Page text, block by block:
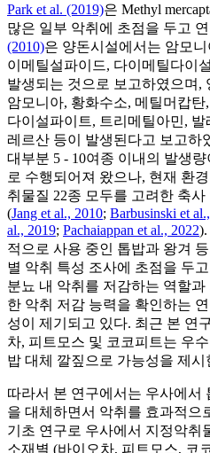
Park et al. (2019)은 Methyl
많은 일부 악취에 초점을 두고
(2010)은 양돈시설에서는 암모
이메틸설파이드, 다이메틸다이
발생되는 것으로 보고하였으며,
암모니아, 황화수소, 메틸머캅
다이설파이트, 트리메틸아민,
레르산 등이 발생된다고 보고하
대부분 5 - 10여종 이내의 발생
로 수행되어져 왔으나, 현재 환
취물질 22종 모두를 고려한 축
(Jang et al., 2010; Barbusinski et
al., 2019; Pachaiappan et al., 2022
적으로 사용 중인 톱밥과 왕겨
별 악취 특성 조사에 초점을 두
분뇨 내 악취를 저감하는 역할
한 악취 저감 능력을 확인하는
성이 제기되고 있다. 최근 본 연
차, 피트모스 및 코코피트는 우
밥 대체 깔짚으로 가능성을 제시
따라서 본 연구에서는 우사에서
을 대체하면서 악취를 효과적으
기초 연구로 우사에서 지정악취
소재별 (바이오차, 피트모스, 코